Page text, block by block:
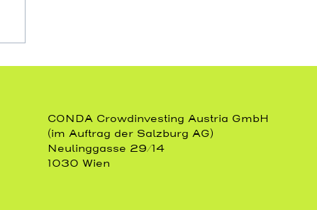
CONDA Crowdinvesting Austria GmbH
(im Auftrag der Salzburg AG)
Neulinggasse 29/14
1030 Wien